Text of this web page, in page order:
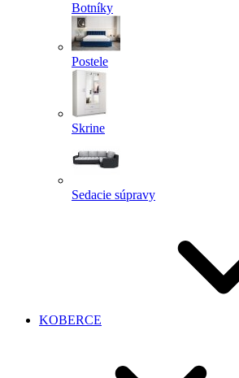
Botníky
Postele
Skrine
Sedacie súpravy
KOBERCE